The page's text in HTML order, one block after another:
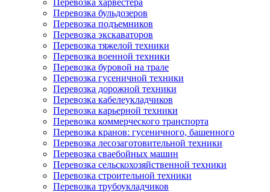
Перевозка харвестера
Перевозка бульдозеров
Перевозка подъемников
Перевозка экскаваторов
Перевозка тяжелой техники
Перевозка военной техники
Перевозка буровой на трале
Перевозка гусеничной техники
Перевозка дорожной техники
Перевозка кабелеукладчиков
Перевозка карьерной техники
Перевозка коммерческого транспорта
Перевозка кранов: гусеничного, башенного
Перевозка лесозаготовительной техники
Перевозка сваебойных машин
Перевозка сельскохозяйственной техники
Перевозка строительной техники
Перевозка трубоукладчиков